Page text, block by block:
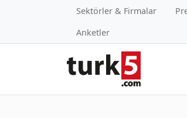
Sektörler & Firmalar
Anketler